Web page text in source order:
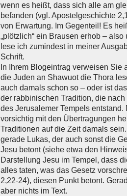
wenn es heißt, dass sich alle am
befanden (vgl. Apostelgeschichte
von Erwartung. Im Gegenteil! Es
„plötzlich“ ein Brausen erhob – also
lese ich zumindest in meiner
Schrift.
In Ihrem Blogeintrag verweisen Sie
die Juden an Shawuot die Thora
auch damals schon so – oder ist
der rabbinischen Tradition, die
des Jerusalemer Tempels entstand.
vorsichtig mit den Übertragungen
Traditionen auf die Zeit damals
gerade Lukas, der auch sonst die
Jesu betont (siehe etwa den
Darstellung Jesu im Tempel, dass
alles taten, was das Gesetz
2,22-24), diesen Punkt betont.
aber nichts im Text.